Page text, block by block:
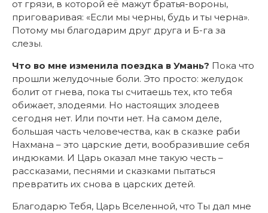
от грязи, в которой её мажут братья-вороны,
приговаривая: «Если мы черны, будь и ты черна».
Потому мы благодарим друг друга и Б-га за
слезы.
Что во мне изменила поездка в Умань? Пока что
прошли желудочные боли. Это просто: желудок
болит от гнева, пока ты считаешь тех, кто тебя
обижает, злодеями. Но настоящих злодеев
сегодня нет. Или почти нет. На самом деле,
большая часть человечества, как в сказке раби
Нахмана – это царские дети, вообразившие себя
индюками. И Царь оказал мне такую честь –
рассказами, песнями и сказками пытаться
превратить их снова в царских детей.
Благодарю Тебя, Царь Вселенной, что Ты дал мне